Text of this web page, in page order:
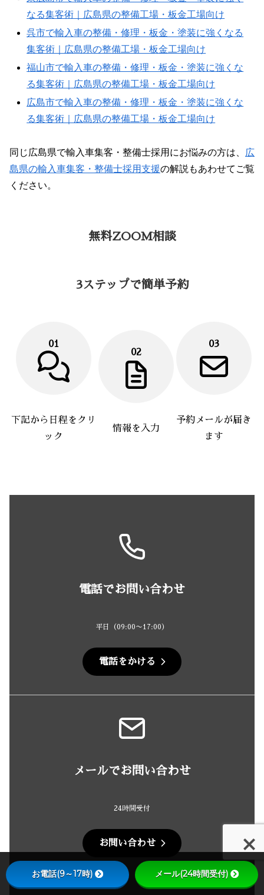
なる集客術｜広島県の整備工場・板金工場向け
呉市で輸入車の整備・修理・板金・塗装に強くなる
集客術｜広島県の整備工場・板金工場向け
福山市で輸入車の整備・修理・板金・塗装に強くな
る集客術｜広島県の整備工場・板金工場向け
広島市で輸入車の整備・修理・板金・塗装に強くな
る集客術｜広島県の整備工場・板金工場向け
同じ広島県で輸入車集客・整備士採用にお悩みの方は、
広
島県の輸入車集客・整備士採用支援の解説もあわせてご覧
ください。
無料ZOOM相談
3ステップで簡単予約
01
下記から日程をクリ
ック
02
情報を入力
03
予約メールが届き
ます
電話でお問い合わせ
平日（09:00〜17:00）
電話をかける
メールでお問い合わせ
24時間受付
お問い合わせ
お電話(9～17時) メール(24時間受付)